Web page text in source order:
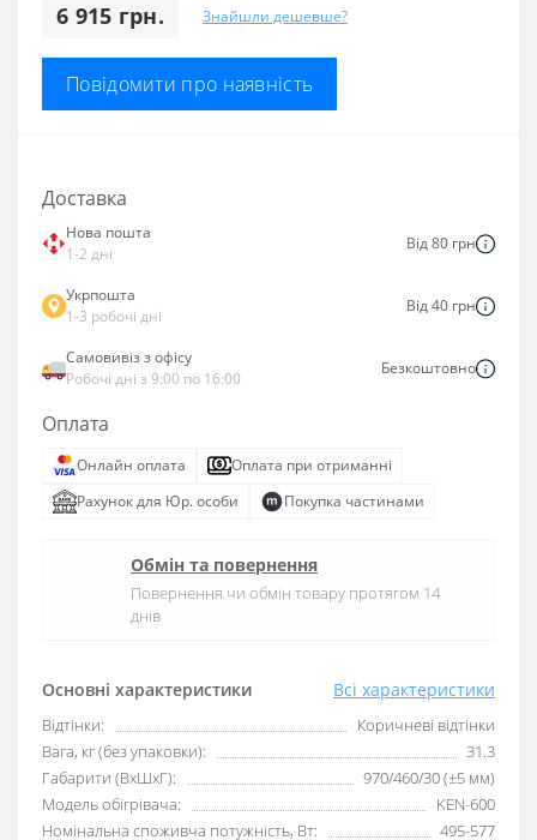
6 915 грн. Знайшли дешевше?
Повідомити про наявність
Основні характеристики Всі характеристики
Відтінки:
Коричневі відтінки
Вага, кг (без упаковки):
31.3
Габарити (ВхШхГ):
970/460/30 (±5 мм)
Модель обігрівача:
KEN-600
Номінальна споживча потужність, Вт:
495-577
Доставка
Нова пошта
1-2 дні
Від 80 грн
Укрпошта
1-3 робочі дні
Від 40 грн
Самовивіз з офісу
Робочі дні з 9:00 по 16:00
Безкоштовно
Оплата
Онлайн оплата
Оплата при отриманні
Рахунок для Юр. особи
Покупка частинами
Обмін та повернення
Повернення чи обмін товару протягом 14
днів